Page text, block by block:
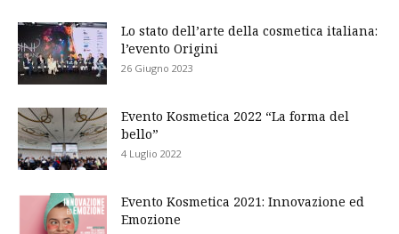
Lo stato dell’arte della cosmetica italiana:
l’evento Origini
26 Giugno 2023
Evento Kosmetica 2022 “La forma del
bello”
4 Luglio 2022
Evento Kosmetica 2021: Innovazione ed
Emozione